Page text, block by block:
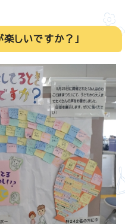
しいですか？」